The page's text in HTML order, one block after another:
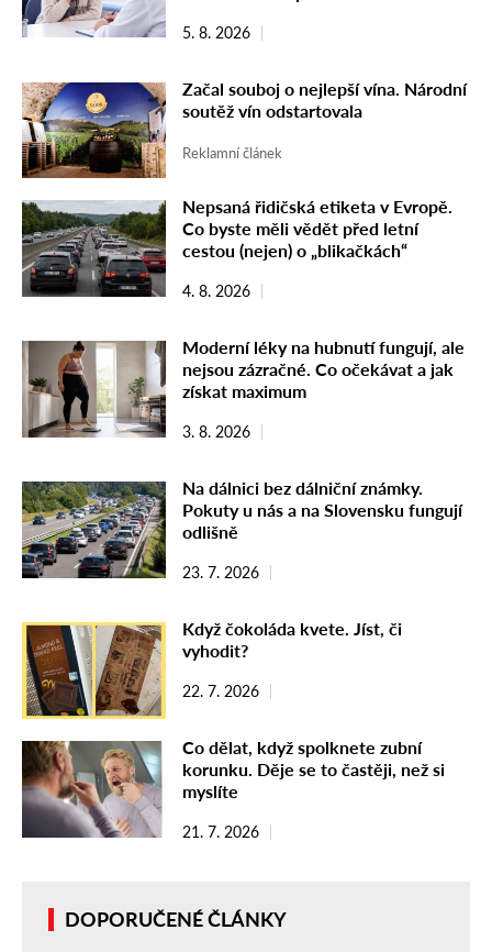
5. 8. 2026
Začal souboj o nejlepší vína. Národní
soutěž vín odstartovala
Reklamní článek
Nepsaná řidičská etiketa v Evropě.
Co byste měli vědět před letní
cestou (nejen) o „blikačkách“
4. 8. 2026
Moderní léky na hubnutí fungují, ale
nejsou zázračné. Co očekávat a jak
získat maximum
3. 8. 2026
Na dálnici bez dálniční známky.
Pokuty u nás a na Slovensku fungují
odlišně
23. 7. 2026
Když čokoláda kvete. Jíst, či
vyhodit?
22. 7. 2026
Co dělat, když spolknete zubní
korunku. Děje se to častěji, než si
myslíte
21. 7. 2026
DOPORUČENÉ ČLÁNKY